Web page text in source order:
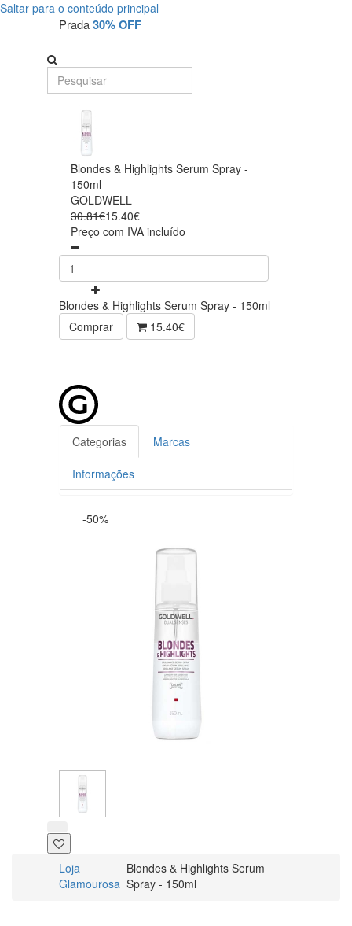
Saltar para o conteúdo principal
Prada30% OFF
Blondes & Highlights Serum Spray -
150ml
GOLDWELL
30.81€15.40€
Preço com IVA incluído
Blondes & Highlights Serum Spray - 150ml
Comprar
15.40€
Categorias Marcas
Informações
-50%
Loja
Glamourosa
Blondes & Highlights Serum
Spray - 150ml